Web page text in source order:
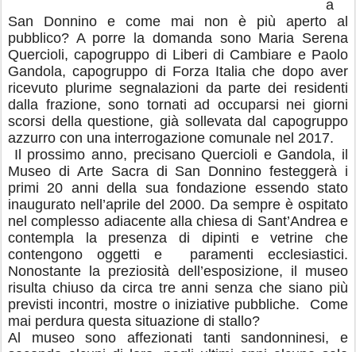
a
San Donnino e come mai non è più aperto al
pubblico? A porre la domanda sono Maria Serena
Quercioli, capogruppo di Liberi di Cambiare e Paolo
Gandola, capogruppo di Forza Italia che dopo aver
ricevuto plurime segnalazioni da parte dei residenti
dalla frazione, sono tornati ad occuparsi nei giorni
scorsi della questione, già sollevata dal capogruppo
azzurro con una interrogazione comunale nel 2017.
Il prossimo anno, precisano Quercioli e Gandola, il
Museo di Arte Sacra di San Donnino festeggerà i
primi 20 anni della sua fondazione essendo stato
inaugurato nell’aprile del 2000. Da sempre è ospitato
nel complesso adiacente alla chiesa di Sant’Andrea e
contempla la presenza di dipinti e vetrine che
contengono oggetti e paramenti ecclesiastici.
Nonostante la preziosità dell’esposizione, il museo
risulta chiuso da circa tre anni senza che siano più
previsti incontri, mostre o iniziative pubbliche. Come
mai perdura questa situazione di stallo?
Al museo sono affezionati tanti sandonninesi, e